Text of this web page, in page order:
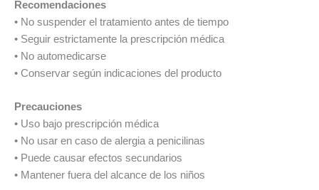
Recomendaciones
• No suspender el tratamiento antes de tiempo
• Seguir estrictamente la prescripción médica
• No automedicarse
• Conservar según indicaciones del producto
Precauciones
• Uso bajo prescripción médica
• No usar en caso de alergia a penicilinas
• Puede causar efectos secundarios
• Mantener fuera del alcance de los niños